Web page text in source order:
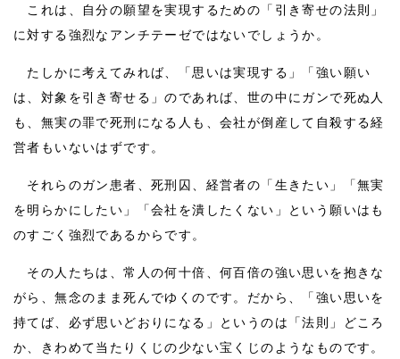
これは、自分の願望を実現するための「引き寄せの法則」
に対する強烈なアンチテーゼではないでしょうか。
たしかに考えてみれば、「思いは実現する」「強い願い
は、対象を引き寄せる」のであれば、世の中にガンで死ぬ人
も、無実の罪で死刑になる人も、会社が倒産して自殺する経
営者もいないはずです。
それらのガン患者、死刑囚、経営者の「生きたい」「無実
を明らかにしたい」「会社を潰したくない」という願いはも
のすごく強烈であるからです。
その人たちは、常人の何十倍、何百倍の強い思いを抱きな
がら、無念のまま死んでゆくのです。だから、「強い思いを
持てば、必ず思いどおりになる」というのは「法則」どころ
か、きわめて当たりくじの少ない宝くじのようなものです。